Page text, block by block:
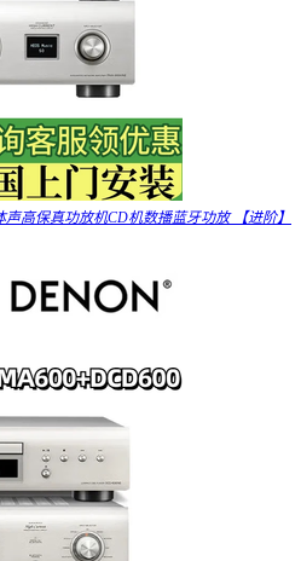
高保真功放机CD机数播蓝牙功放 【进阶】